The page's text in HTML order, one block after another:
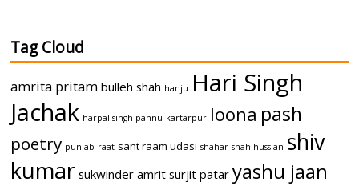
Tag Cloud
amrita pritam bulleh shah hanju Hari Singh
Jachak harpal singh pannu kartarpur loona pash
poetry punjab raat sant raam udasi shahar shah hussian shiv
kumar sukwinder amrit surjit patar yashu jaan